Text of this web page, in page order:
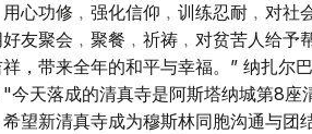
心功修﹐强化信仰﹐训练忍耐﹐对
友聚会﹐聚餐﹐祈祷﹐对贫苦人给予
，带来全年的和平与幸福。” 纳扎尔
今天落成的清真寺是阿斯塔纳城第8
望新清真寺成为穆斯林同胞沟通与